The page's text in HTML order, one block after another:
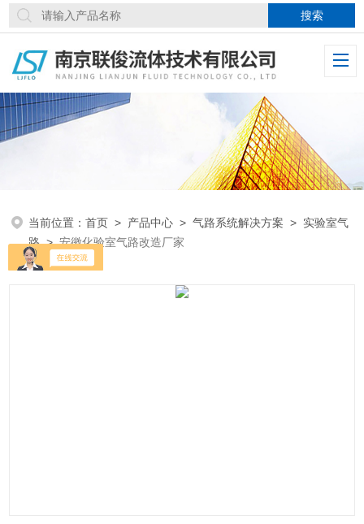
当前位置：首页 > 产品中心 >气路系统解决方案 > 实验室气
路>安徽化验室气路改造厂家